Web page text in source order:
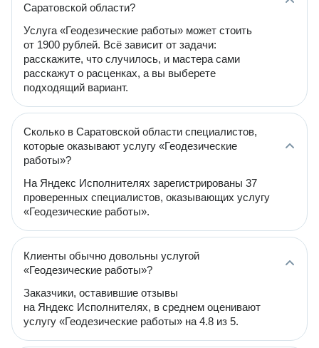
Саратовской области?
Услуга «Геодезические работы» может стоить
от 1900 рублей. Всё зависит от задачи:
расскажите, что случилось, и мастера сами
расскажут о расценках, а вы выберете
подходящий вариант.
Сколько в Саратовской области специалистов,
которые оказывают услугу «Геодезические
работы»?
На Яндекс Исполнителях зарегистрированы 37
проверенных специалистов, оказывающих услугу
«Геодезические работы».
Клиенты обычно довольны услугой
«Геодезические работы»?
Заказчики, оставившие отзывы
на Яндекс Исполнителях, в среднем оценивают
услугу «Геодезические работы» на 4.8 из 5.